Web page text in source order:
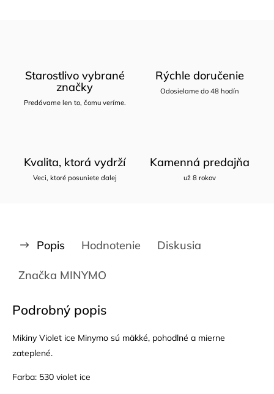
Starostlivo vybrané
značky
Predávame len to, čomu veríme.
Rýchle doručenie
Odosielame do 48 hodín
Kvalita, ktorá vydrží
Veci, ktoré posuniete ďalej
Kamenná predajňa
už 8 rokov
Popis Hodnotenie Diskusia
Značka MINYMO
Podrobný popis
Mikiny Violet ice Minymo sú mäkké, pohodlné a mierne
zateplené.
Farba: 530 violet ice